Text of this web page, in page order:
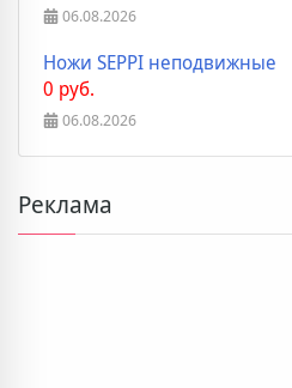
06.08.2026
Ножи SEPPI неподвижные
0 руб.
06.08.2026
Реклама